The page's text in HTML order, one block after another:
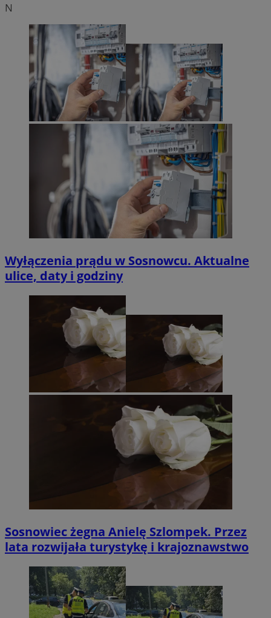
N
Wyłączenia prądu w Sosnowcu. Aktualne
ulice, daty i godziny
Sosnowiec żegna Anielę Szlompek. Przez
lata rozwijała turystykę i krajoznawstwo